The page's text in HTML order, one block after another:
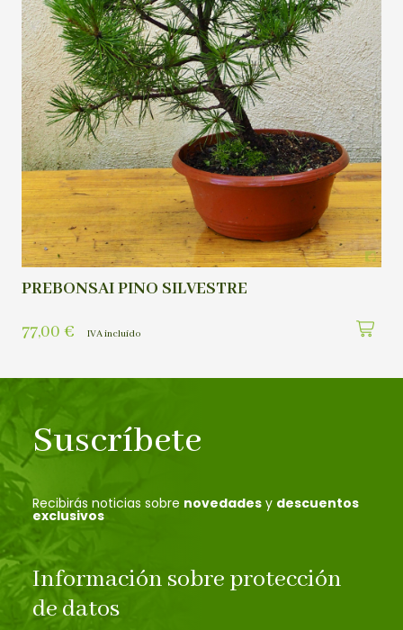
PREBONSAI PINO SILVESTRE
77,00 € IVA incluído
Suscríbete
Recibirás noticias sobre novedades y descuentos
exclusivos
Información sobre protección
de datos